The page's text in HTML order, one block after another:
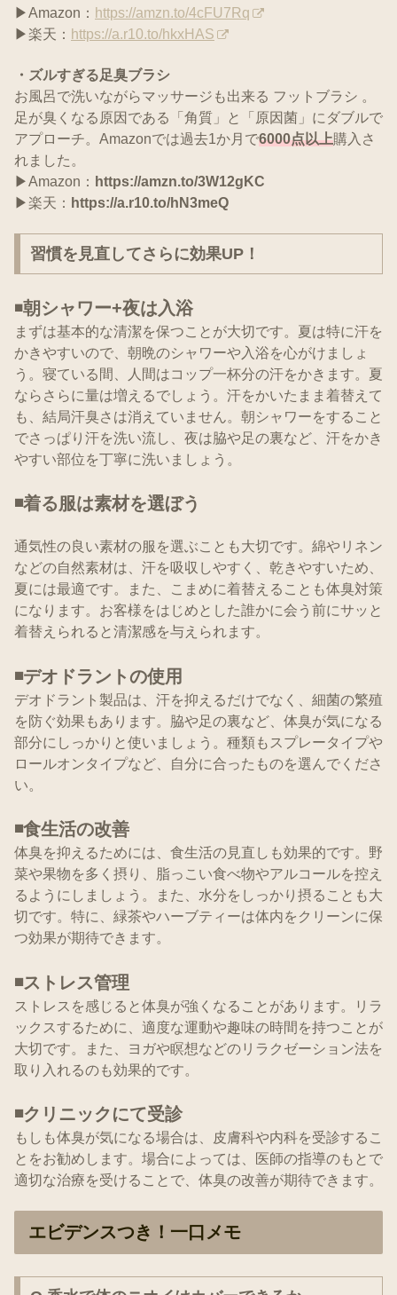
▶Amazon： https://amzn.to/4cFU7Rq
▶楽天： https://a.r10.to/hkxHAS
・ズルすぎる足臭ブラシ
お風呂で洗いながらマッサージも出来る フットブラシ 。
足が臭くなる原因である「角質」と「原因菌」にダブルで
アプローチ。Amazonでは過去1か月で6000点以上購入さ
れました。
▶Amazon： https://amzn.to/3W12gKC
▶楽天： https://a.r10.to/hN3meQ
習慣を見直してさらに効果UP！
◾️朝シャワー+夜は入浴
まずは基本的な清潔を保つことが大切です。夏は特に汗を
かきやすいので、朝晩のシャワーや入浴を心がけましょ
う。寝ている間、人間はコップ一杯分の汗をかきます。夏
ならさらに量は増えるでしょう。汗をかいたまま着替えて
も、結局汗臭さは消えていません。朝シャワーをすること
でさっぱり汗を洗い流し、夜は脇や足の裏など、汗をかき
やすい部位を丁寧に洗いましょう。
◾️着る服は素材を選ぼう
通気性の良い素材の服を選ぶことも大切です。綿やリネン
などの自然素材は、汗を吸収しやすく、乾きやすいため、
夏には最適です。また、こまめに着替えることも体臭対策
になります。お客様をはじめとした誰かに会う前にサッと
着替えられると清潔感を与えられます。
◾️デオドラントの使用
デオドラント製品は、汗を抑えるだけでなく、細菌の繁殖
を防ぐ効果もあります。脇や足の裏など、体臭が気になる
部分にしっかりと使いましょう。種類もスプレータイプや
ロールオンタイプなど、自分に合ったものを選んでくださ
い。
◾️食生活の改善
体臭を抑えるためには、食生活の見直しも効果的です。野
菜や果物を多く摂り、脂っこい食べ物やアルコールを控え
るようにしましょう。また、水分をしっかり摂ることも大
切です。特に、緑茶やハーブティーは体内をクリーンに保
つ効果が期待できます。
◾️ストレス管理
ストレスを感じると体臭が強くなることがあります。リラ
ックスするために、適度な運動や趣味の時間を持つことが
大切です。また、ヨガや瞑想などのリラクゼーション法を
取り入れるのも効果的です。
◾️クリニックにて受診
もしも体臭が気になる場合は、皮膚科や内科を受診するこ
とをお勧めします。場合によっては、医師の指導のもとで
適切な治療を受けることで、体臭の改善が期待できます。
エビデンスつき！一口メモ